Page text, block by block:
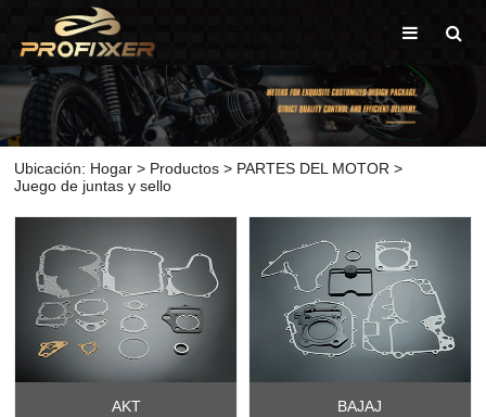
Ubicación: Hogar > Productos > PARTES DEL MOTOR >
Juego de juntas y sello
AKT BAJAJ